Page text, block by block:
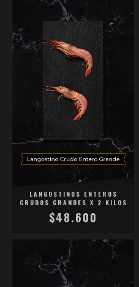
LANGOSTINOS ENTEROS
CRUDOS GRANDES X 2 KILOS
$48.600